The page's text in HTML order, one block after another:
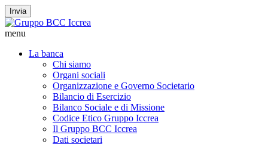
Invia
menu
La banca
Chi siamo
Organi sociali
Organizzazione e Governo Societario
Bilancio di Esercizio
Bilanco Sociale e di Missione
Codice Etico Gruppo Iccrea
Il Gruppo BCC Iccrea
Dati societari